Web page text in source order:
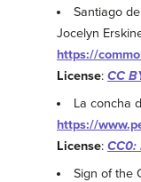
Santiago
Jocelyn
https://
License: CC
La concha
https://
License: CC0:
Sign of the